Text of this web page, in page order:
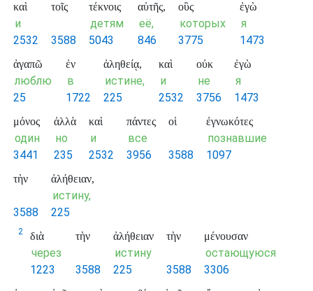
καὶ
и
2532
τοῖς
3588
τέκνοις
детям
5043
αὐτῆς,
её,
846
οὓς
которых
3775
ἐγὼ
я
1473
ἀγαπῶ
люблю
25
ἐν
в
1722
ἀληθείᾳ,
истине,
225
καὶ
и
2532
οὐκ
не
3756
ἐγὼ
я
1473
μόνος
один
3441
ἀλλὰ
но
235
καὶ
и
2532
πάντες
все
3956
οἱ
3588
ἐγνωκότες
познавшие
1097
τὴν
3588
ἀλήθειαν,
истину,
225
2 διὰ
через
1223
τὴν
3588
ἀλήθειαν
истину
225
τὴν
3588
μένουσαν
остающуюся
3306